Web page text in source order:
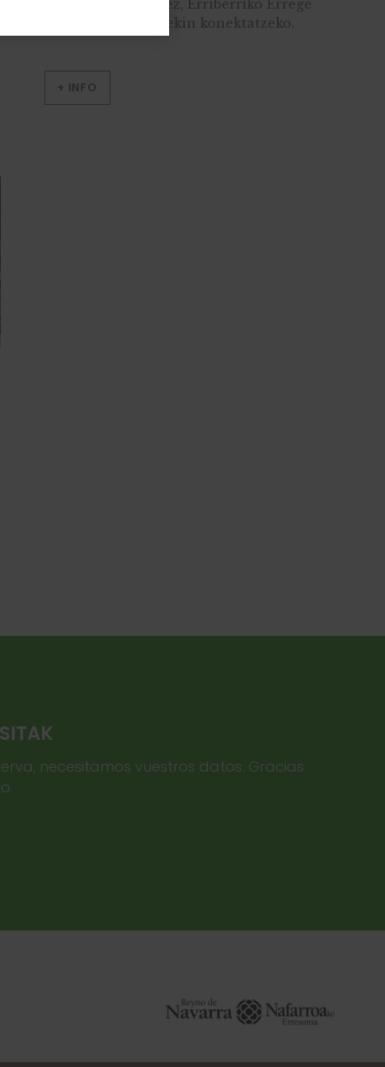
zentzumenen bidez, Erriberriko Errege
Jauregian bizitzarekin konektatzeko.
+ INFO
necesitamos vuestros datos. Gracias